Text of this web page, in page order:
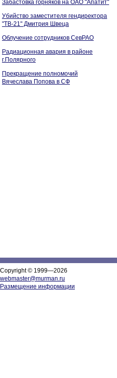
Забастовка горняков на ОАО "Апатит"
Убийство заместителя гендиректора
"ТВ-21" Дмитрия Швеца
Облучение сотрудников СевРАО
Радиационная авария в районе
г.Полярного
Прекращение полномочий
Вячеслава Попова в СФ
Copyright © 1999—2026
webmaster@murman.ru
Размещение информации